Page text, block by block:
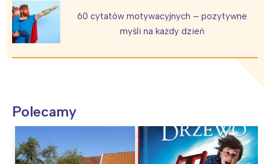
60 cytatów motywacyjnych – pozytywne
myśli na każdy dzień
Polecamy